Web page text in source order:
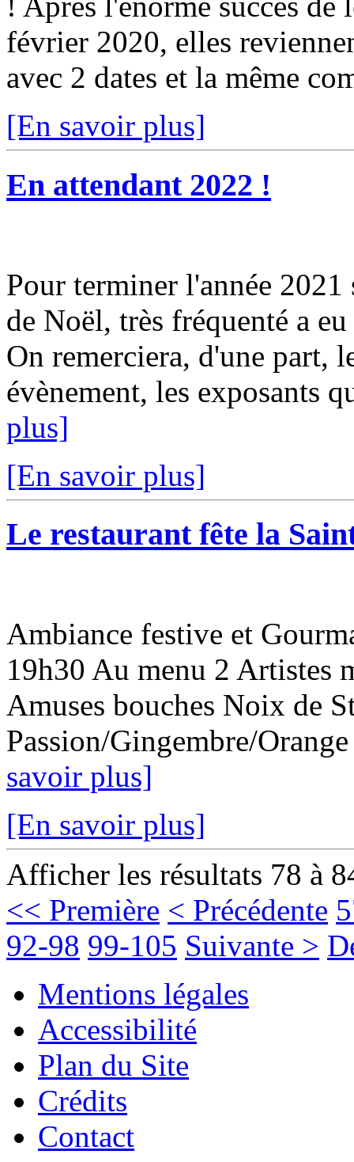
février 2020, elles
avec 2 dates et la même
[En savoir plus]
En attendant 2022 !
Pour terminer l'année
de Noël, très fréquenté a
On remerciera, d'une part,
évènement, les exposants
plus]
[En savoir plus]
Le restaurant fête la
Ambiance festive et
19h30 Au menu 2 Artistes
Amuses bouches Noix de
Passion/Gingembre/
savoir plus]
[En savoir plus]
Afficher les résultats 78 à
<< Première < Précédente
92-98 99-105 Suivante >
Mentions légales
Accessibilité
Plan du Site
Crédits
Contact